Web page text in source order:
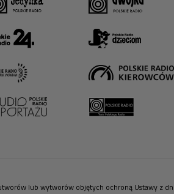
lub wytworów objętych ochroną Ustawy z